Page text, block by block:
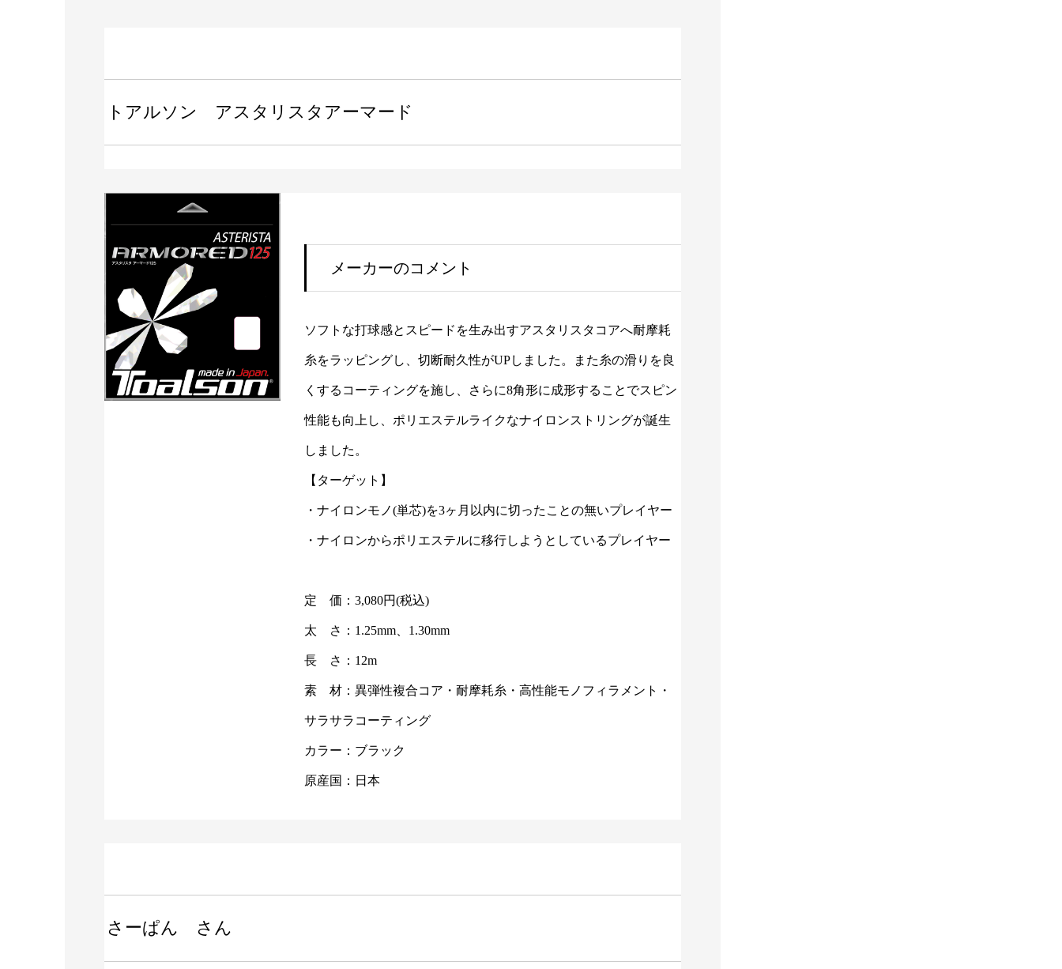
トアルソン アスタリスタアーマード
メーカーのコメント
ソフトな打球感とスピードを生み出すアスタリスタコアへ耐摩耗
糸をラッピングし、切断耐久性がUPしました。また糸の滑りを良
くするコーティングを施し、さらに8角形に成形することでスピン
性能も向上し、ポリエステルライクなナイロンストリングが誕生
しました。
【ターゲット】
・ナイロンモノ(単芯)を3ヶ月以内に切ったことの無いプレイヤー
・ナイロンからポリエステルに移行しようとしているプレイヤー
定 価：3,080円(税込)
太 さ：1.25mm、1.30mm
長 さ：12m
素 材：異弾性複合コア・耐摩耗糸・高性能モノフィラメント・
サラサラコーティング
カラー：ブラック
原産国：日本
さーぱん さん